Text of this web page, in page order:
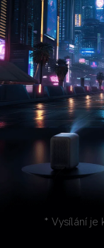
* Vysílání